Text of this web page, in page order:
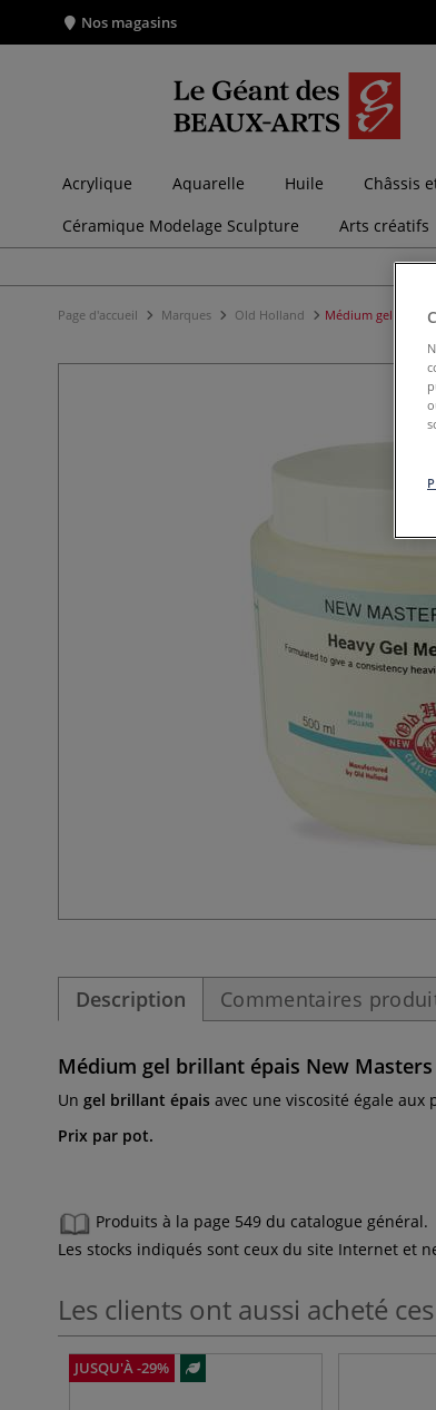
Nos magasins
Acrylique Aquarelle Huile Châssis
Céramique Modelage Sculpture
Arts créatifs
Page d'accueil Marques Old Holland Médium gel
Description Commentaires
Médium gel brillant épais New
Un gel brillant épais avec une viscosité égale aux
Prix par pot.
Produits à la page 549 du catalogue général.
Les stocks indiqués sont ceux du site Internet et
Les clients ont aussi acheté
JUSQU'À -29%